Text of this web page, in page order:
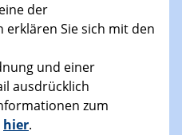
der
erklären Sie sich mit den
und einer
ausdrücklich
zum
hier.